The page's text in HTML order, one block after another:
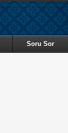
Soru Sor